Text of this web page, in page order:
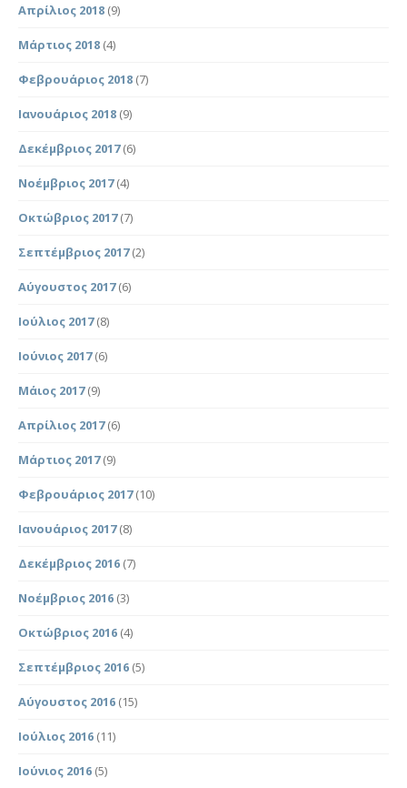
Απρίλιος 2018 (9)
Μάρτιος 2018 (4)
Φεβρουάριος 2018 (7)
Ιανουάριος 2018 (9)
Δεκέμβριος 2017(6)
Νοέμβριος 2017(4)
Οκτώβριος 2017(7)
Σεπτέμβριος 2017(2)
Αύγουστος 2017(6)
Ιούλιος 2017(8)
Ιούνιος 2017(6)
Μάιος 2017(9)
Απρίλιος 2017(6)
Μάρτιος 2017(9)
Φεβρουάριος 2017(10)
Ιανουάριος 2017(8)
Δεκέμβριος 2016 (7)
Νοέμβριος 2016 (3)
Οκτώβριος 2016 (4)
Σεπτέμβριος 2016 (5)
Αύγουστος 2016 (15)
Ιούλιος 2016 (11)
Ιούνιος 2016 (5)